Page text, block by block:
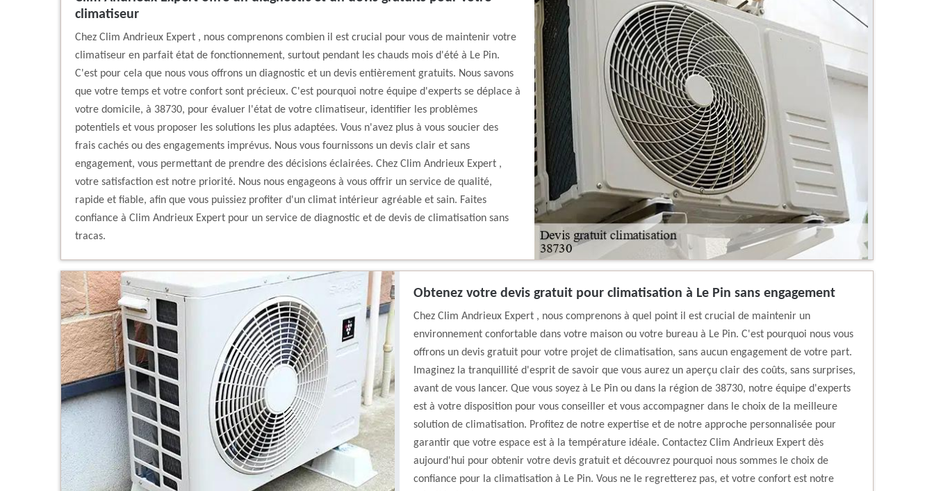
climatiseur
Chez Clim Andrieux Expert , nous comprenons combien il est crucial pour vous de maintenir votre
climatiseur en parfait état de fonctionnement, surtout pendant les chauds mois d'été à Le Pin.
C'est pour cela que nous vous offrons un diagnostic et un devis entièrement gratuits. Nous savons
que votre temps et votre confort sont précieux. C'est pourquoi notre équipe d'experts se déplace à
votre domicile, à 38730, pour évaluer l'état de votre climatiseur, identifier les problèmes
potentiels et vous proposer les solutions les plus adaptées. Vous n'avez plus à vous soucier des
frais cachés ou des engagements imprévus. Nous vous fournissons un devis clair et sans
engagement, vous permettant de prendre des décisions éclairées. Chez Clim Andrieux Expert ,
votre satisfaction est notre priorité. Nous nous engageons à vous offrir un service de qualité,
rapide et fiable, afin que vous puissiez profiter d'un climat intérieur agréable et sain. Faites
confiance à Clim Andrieux Expert pour un service de diagnostic et de devis de climatisation sans
tracas.
Obtenez votre devis gratuit pour climatisation à Le Pin sans engagement
Chez Clim Andrieux Expert , nous comprenons à quel point il est crucial de maintenir un
environnement confortable dans votre maison ou votre bureau à Le Pin. C'est pourquoi nous vous
offrons un devis gratuit pour votre projet de climatisation, sans aucun engagement de votre part.
Imaginez la tranquillité d'esprit de savoir que vous aurez un aperçu clair des coûts, sans surprises,
avant de vous lancer. Que vous soyez à Le Pin ou dans la région de 38730, notre équipe d'experts
est à votre disposition pour vous conseiller et vous accompagner dans le choix de la meilleure
solution de climatisation. Profitez de notre expertise et de notre approche personnalisée pour
garantir que votre espace est à la température idéale. Contactez Clim Andrieux Expert dès
aujourd'hui pour obtenir votre devis gratuit et découvrez pourquoi nous sommes le choix de
confiance pour la climatisation à Le Pin. Vous ne le regretterez pas, et votre confort est notre